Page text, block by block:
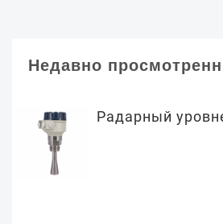
Недавно
Радарный